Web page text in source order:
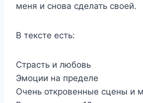
меня и снова сделать своей.
В тексте есть:
Страсть и любовь
Эмоции на пределе
Очень откровенные сцены и